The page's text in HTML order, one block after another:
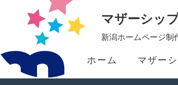
マザーシッ
新潟ホームページ制
ホーム マザー